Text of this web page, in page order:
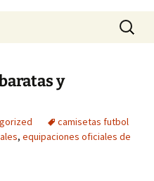
Buscar:
y
camisetas futbol
, equipaciones oficiales de